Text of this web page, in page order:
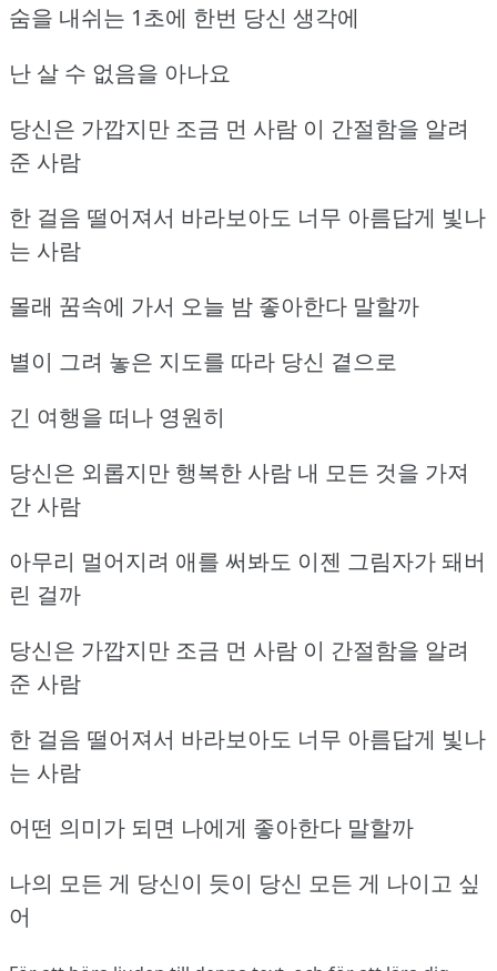
숨을 내쉬는 1초에 한번 당신 생각에
난 살 수 없음을 아나요
당신은 가깝지만 조금 먼 사람 이 간절함을 알려
준 사람
한 걸음 떨어져서 바라보아도 너무 아름답게 빛나
는 사람
몰래 꿈속에 가서 오늘 밤 좋아한다 말할까
별이 그려 놓은 지도를 따라 당신 곁으로
긴 여행을 떠나 영원히
당신은 외롭지만 행복한 사람 내 모든 것을 가져
간 사람
아무리 멀어지려 애를 써봐도 이젠 그림자가 돼버
린 걸까
당신은 가깝지만 조금 먼 사람 이 간절함을 알려
준 사람
한 걸음 떨어져서 바라보아도 너무 아름답게 빛나
는 사람
어떤 의미가 되면 나에게 좋아한다 말할까
나의 모든 게 당신이 듯이 당신 모든 게 나이고 싶
어